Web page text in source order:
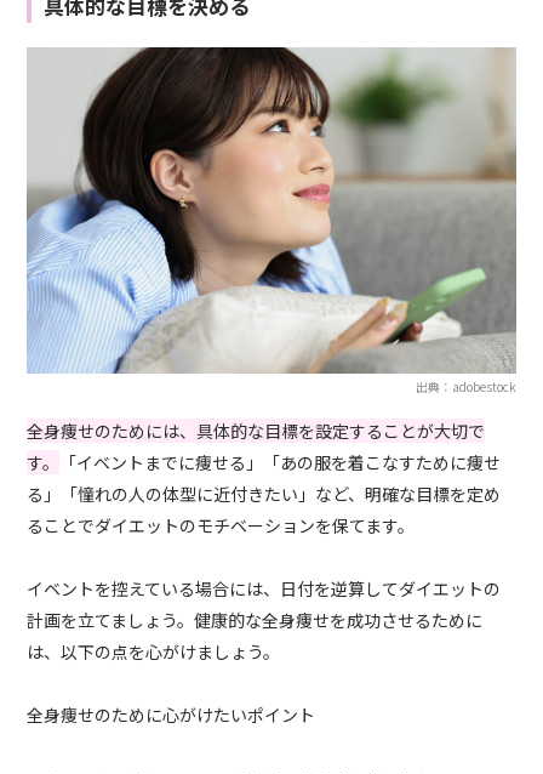
出典：adobestock
全身痩せのためには、具体的な目標を設定することが大切で
す。
「イベントまでに痩せる」「あの服を着こなすために痩せ
る」「憧れの人の体型に近付きたい」など、明確な目標を定め
ることでダイエットのモチベーションを保てます。
イベントを控えている場合には、日付を逆算してダイエットの
計画を立てましょう。健康的な全身痩せを成功させるために
は、以下の点を心がけましょう。
全身痩せのために心がけたいポイント